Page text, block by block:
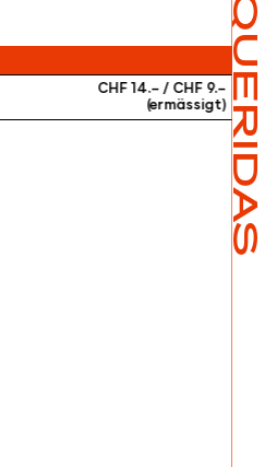
CHF 14.– / CHF 9.–
(ermässigt)